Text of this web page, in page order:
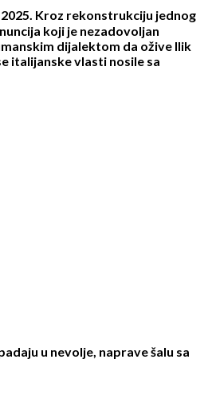
Kroz rekonstrukciju jednog
koji je nezadovoljan
dijalektom da ožive llik
italijanske vlasti nosile sa
u nevolje, naprave šalu sa